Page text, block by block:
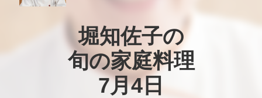
堀知佐子の
旬の家庭料理
7月4日